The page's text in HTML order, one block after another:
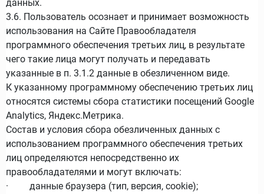
данных.
3.6. Пользователь осознает и принимает возможность
использования на Сайте Правообладателя
программного обеспечения третьих лиц, в результате
чего такие лица могут получать и передавать
указанные в п. 3.1.2 данные в обезличенном виде.
К указанному программному обеспечению третьих лиц
относятся системы сбора статистики посещений Google
Analytics, Яндекс.Метрика.
Состав и условия сбора обезличенных данных с
использованием программного обеспечения третьих
лиц определяются непосредственно их
правообладателями и могут включать:
· данные браузера (тип, версия, cookie);